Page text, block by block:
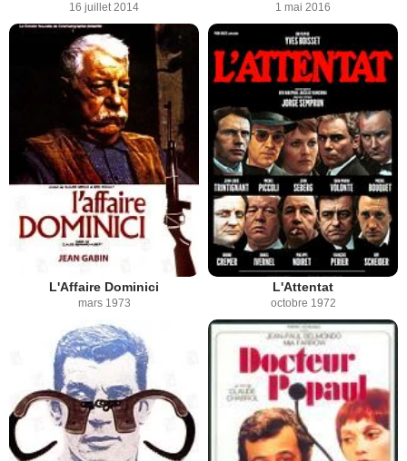
16 juillet 2014 1 mai 2016
L'Affaire Dominici
mars 1973
L'Attentat
octobre 1972